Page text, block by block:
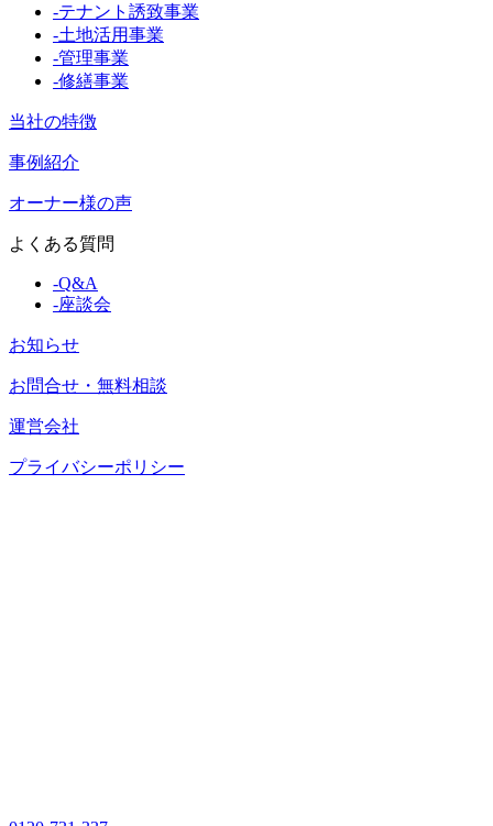
-テナント誘致事業
-土地活用事業
-管理事業
-修繕事業
当社の特徴
事例紹介
オーナー様の声
よくある質問
-Q&A
-座談会
お知らせ
お問合せ・無料相談
運営会社
プライバシーポリシー